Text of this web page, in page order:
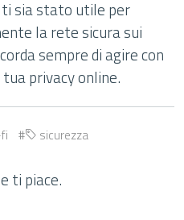
sia stato utile per
la rete sicura sui
sempre di agire con
privacy online.
sicurezza
ti piace.